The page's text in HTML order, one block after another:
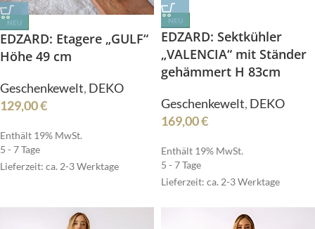
NEU
EDZARD: Etagere „GULF“
Höhe 49 cm
Geschenkewelt, DEKO
129,00€
Enthält 19% MwSt.
5 - 7 Tage
Lieferzeit: ca. 2-3 Werktage
NEU
EDZARD: Sektkühler
„VALENCIA“ mit Ständer
gehämmert H 83cm
Geschenkewelt, DEKO
169,00€
Enthält 19% MwSt.
5 - 7 Tage
Lieferzeit: ca. 2-3 Werktage